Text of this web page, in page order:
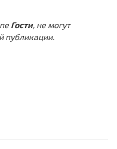
Гости, не могут
публикации.